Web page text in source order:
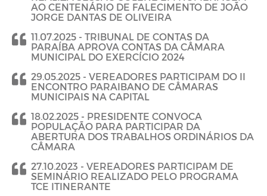
AO CENTENÁRIO DE FALECIMENTO DE JOÃO
JORGE DANTAS DE OLIVEIRA
11.07.2025 - TRIBUNAL DE CONTAS DA
PARAÍBA APROVA CONTAS DA CÂMARA
MUNICIPAL DO EXERCÍCIO 2024
29.05.2025 - VEREADORES PARTICIPAM DO II
ENCONTRO PARAIBANO DE CÂMARAS
MUNICIPAIS NA CAPITAL
18.02.2025 - PRESIDENTE CONVOCA
POPULAÇÃO PARA PARTICIPAR DA
ABERTURA DOS TRABALHOS ORDINÁRIOS DA
CÂMARA
27.10.2023 - VEREADORES PARTICIPAM DE
SEMINÁRIO REALIZADO PELO PROGRAMA
TCE ITINERANTE